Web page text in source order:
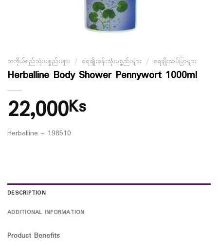
တကိုယ်ရည်သုံးပစ္စည်းများ / ရေချိုးခန်းသုံးပစ္စည်းများ / ရေချိုးဆပ်ပြာများ
Herballine Body Shower Pennywort 1000ml
22,000Ks
Herballine – 198510
DESCRIPTION
ADDITIONAL INFORMATION
Product Benefits